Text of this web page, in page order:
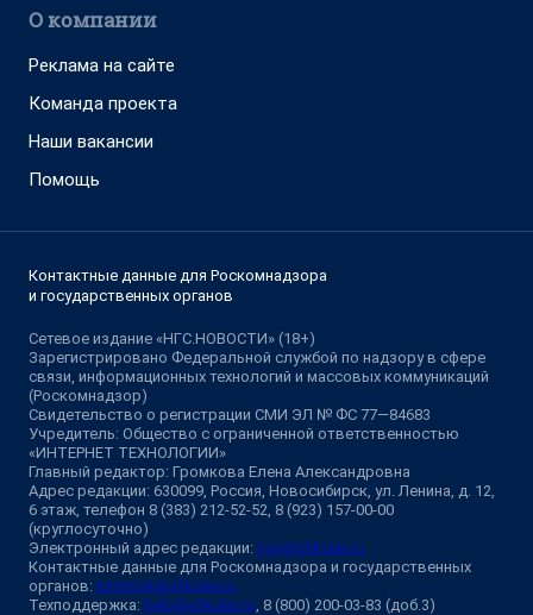
О компании
Реклама на сайте
Команда проекта
Наши вакансии
Помощь
Контактные данные для Роскомнадзора
и государственных органов
Сетевое издание «НГС.НОВОСТИ» (18+)
Зарегистрировано Федеральной службой по надзору в сфере
связи, информационных технологий и массовых коммуникаций
(Роскомнадзор)
Свидетельство о регистрации СМИ ЭЛ № ФС 77—84683
Учредитель: Общество с ограниченной ответственностью
«ИНТЕРНЕТ ТЕХНОЛОГИИ»
Главный редактор: Громкова Елена Александровна
Адрес редакции: 630099, Россия, Новосибирск, ул. Ленина, д. 12,
6 этаж, телефон 8 (383) 212-52-52, 8 (923) 157-00-00
(круглосуточно)
Электронный адрес редакции: ngs@shkulev.ru
Контактные данные для Роскомнадзора и государственных
органов: juristnsk@shkulev.ru
Техподдержка: help@shkulev.ru , 8 (800) 200-03-83 (доб.3)